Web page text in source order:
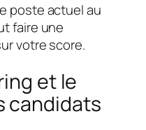
poste actuel au
faire une
votre score.
et le
candidats